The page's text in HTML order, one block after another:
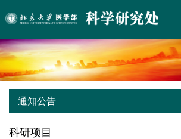
通知公告
科研项目